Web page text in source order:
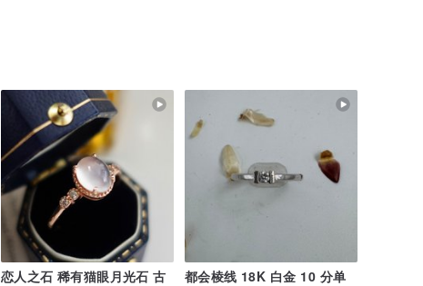
恋人之石 稀有猫眼月光石 古
都会棱线 18K 白金 10 分单